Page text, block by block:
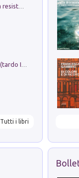
Memorial Santa Giulia. Sculture per la resistenza Monchio di Palagano
Tutti i libri